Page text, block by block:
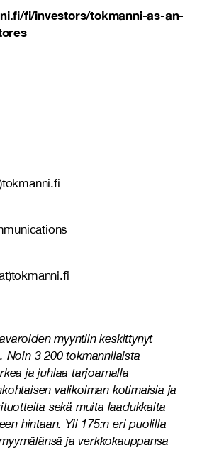
fi/investors/tokmanni-as-an-
myyntiin keskittynyt
Noin 3 200 tokmannilaista
ja juhlaa tarjoamalla
valikoiman kotimaisia ja
sekä muita laadukkaita
hintaan. Yli 175:n eri puolilla
ja verkkokauppansa